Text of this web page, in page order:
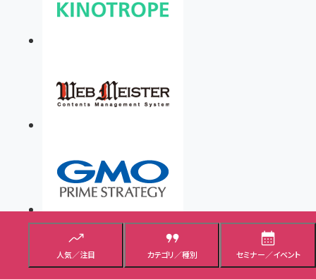
人気／注目 カテゴリ／種別 セミナー／イベント
読者のみなさまに上質の情報をお届けできるのは、Web担当者Forum